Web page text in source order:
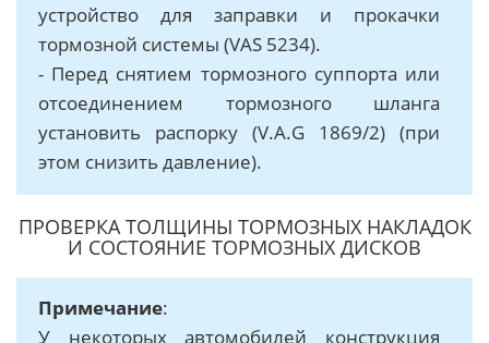
устройство для заправки и прокачки
тормозной системы (VAS 5234).
- Перед снятием тормозного суппорта или
отсоединением тормозного шланга
установить распорку (V.A.G 1869/2) (при
этом снизить давление).
ПРОВЕРКА ТОЛЩИНЫ ТОРМОЗНЫХ НАКЛАДОК
И СОСТОЯНИЕ ТОРМОЗНЫХ ДИСКОВ
Примечание:
У некоторых автомобилей конструкция